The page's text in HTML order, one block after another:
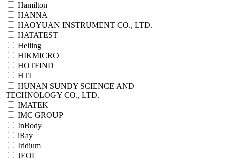
Hamilton
HANNA
HAOYUAN INSTRUMENT CO., LTD.
HATATEST
Helling
HIKMICRO
HOTFIND
HTI
HUNAN SUNDY SCIENCE AND
TECHNOLOGY CO., LTD.
IMATEK
IMC GROUP
InBody
iRay
Iridium
JEOL